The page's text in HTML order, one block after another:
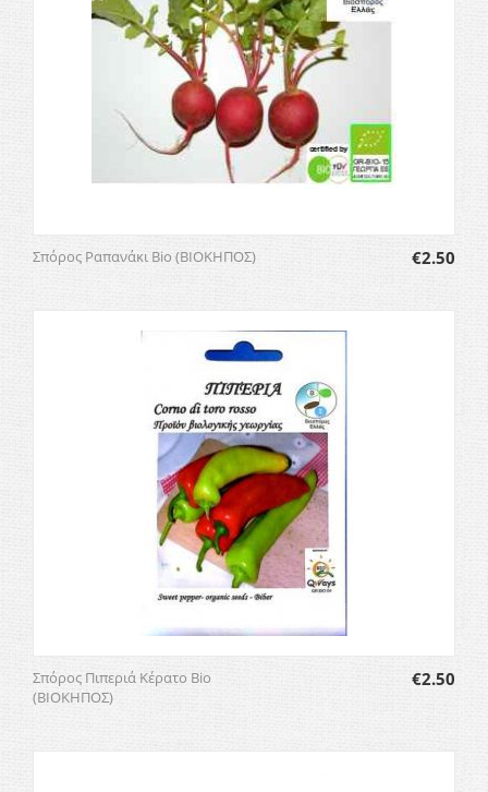
Σπόρος Ραπανάκι Bio (ΒΙΟΚΗΠΟΣ) €2.50
Σπόρος Πιπεριά Κέρατο Bio
(ΒΙΟΚΗΠΟΣ)
€2.50